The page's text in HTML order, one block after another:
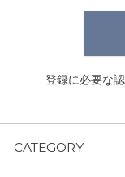
登録に必要な
CATEGORY